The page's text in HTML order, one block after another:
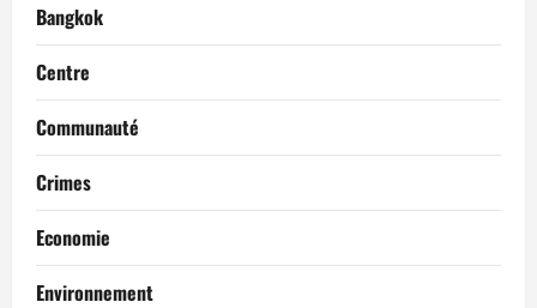
Bangkok
Centre
Communauté
Crimes
Economie
Environnement